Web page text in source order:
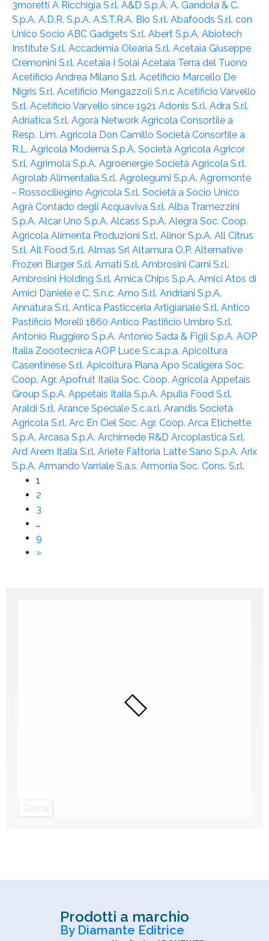
3moretti A Ricchigia S.r.l. A&D S.p.A. A. Gandola & C.
S.p.A. A.D.R. S.p.A. A.S.T.R.A. Bio S.r.l. Abafoods S.r.l. con
Unico Socio ABC Gadgets S.r.l. Abert S.p.A. Abiotech
Institute S.r.l. Accademia Olearia S.r.l. Acetaia Giuseppe
Cremonini S.r.l. Acetaia I Solai Acetaia Terra del Tuono
Acetificio Andrea Milano S.r.l. Acetificio Marcello De
Nigris S.r.l. Acetificio Mengazzoli S.n.c Acetificio Varvello
S.r.l. Acetificio Varvello since 1921 Adonis S.r.l. Adra S.r.l.
Adriatica S.r.l. Agorà Network Agricola Consortile a
Resp. Lim. Agricola Don Camillo Società Consortile a
R.L. Agricola Moderna S.p.A. Società Agricola Agricor
S.r.l. Agrimola S.p.A. Agroenergie Società Agricola S.r.l.
Agrolab Alimentalia S.r.l. Agrolegumi S.p.A. Agromonte
- Rossociliegino Agricola S.r.l. Società a Socio Unico
Agrà Contado degli Acquaviva S.r.l. Alba Tramezzini
S.p.A. Alcar Uno S.p.A. Alcass S.p.A. Alegra Soc. Coop.
Agricola Alimenta Produzioni S.r.l. Alinor S.p.A. All Citrus
S.r.l. All Food S.r.l. Almas Srl Altamura O.P. Alternative
Frozen Burger S.r.l. Amati S.r.l. Ambrosini Carni S.r.l.
Ambrosini Holding S.r.l. Amica Chips S.p.A. Amici Atos di
Amici Daniele e C. S.n.c. Amo S.r.l. Andriani S.p.A.
Annatura S.r.l. Antica Pasticceria Artigianale S.r.l. Antico
Pastificio Morelli 1860 Antico Pastificio Umbro S.r.l.
Antonio Ruggiero S.p.A. Antonio Sada & Figli S.p.A. AOP
Italia Zoootecnica AOP Luce S.c.a.p.a. Apicoltura
Casentinese S.r.l. Apicoltura Piana Apo Scaligera Soc.
Coop. Agr. Apofruit Italia Soc. Coop. Agricola Appetais
Group S.p.A. Appetais Italia S.p.A. Apulia Food S.r.l.
Araldi S.r.l. Arance Speciale S.c.a.r.l. Arandis Società
Agricola S.r.l. Arc En Ciel Soc. Agr. Coop. Arca Etichette
S.p.A. Arcasa S.p.A. Archimede R&D Arcoplastica S.r.l.
Ard Arem Italia S.r.l. Ariete Fattoria Latte Sano S.p.A. Arix
S.p.A. Armando Varriale S.a.s. Armonia Soc. Cons. S.r.l.
1
2
3
…
9
»
Prodotti a marchio
By Diamante Editrice